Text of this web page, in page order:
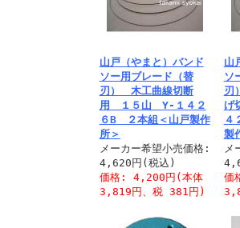
山戸（やまと）バンド
ソー用ブレード（替
刃） 木工曲線切断
用 １５山 Y-１４２
６B ２本組＜山戸製作
所＞
メーカー希望小売価格:
4,620円(税込)
価格: 4,200円(本体
3,819円、税 381円)
山
ソ
刃
げ
４
製
メ
価